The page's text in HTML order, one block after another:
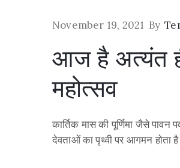
November 19, 2021 By
आज है अत्यंत ही
महोत्सव
कार्तिक मास की पूर्णिमा जैसे
देवताओं का पृथ्वी पर आगमन होता